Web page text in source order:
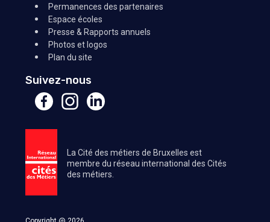
Permanences des partenaires
Espace écoles
Presse & Rapports annuels
Photos et logos
Plan du site
Suivez-nous
La Cité des métiers de Bruxelles est
membre du réseau international des Cités
des métiers.